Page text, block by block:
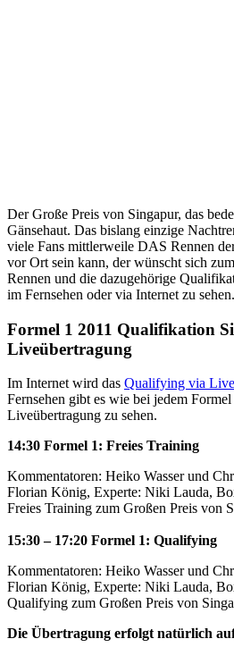
Der Große Preis von Singapur, das
Gänsehaut. Das bislang einzige
viele Fans mittlerweile DAS Rennen
vor Ort sein kann, der wünscht sich
Rennen und die dazugehörige
im Fernsehen oder via Internet zu sehen.
Formel 1 2011 Qualifikation
Liveübertragung
Im Internet wird das Qualifying via
Fernsehen gibt es wie bei jedem
Liveübertragung zu sehen.
14:30 Formel 1: Freies Training
Kommentatoren: Heiko Wasser und
Florian König, Experte: Niki Lauda,
Freies Training zum Großen Preis von
15:30 – 17:20 Formel 1: Qualifying
Kommentatoren: Heiko Wasser und
Florian König, Experte: Niki Lauda,
Qualifying zum Großen Preis von
Die Übertragung erfolgt natürlich